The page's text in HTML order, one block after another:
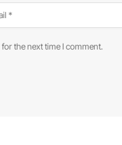
the next time I comment.